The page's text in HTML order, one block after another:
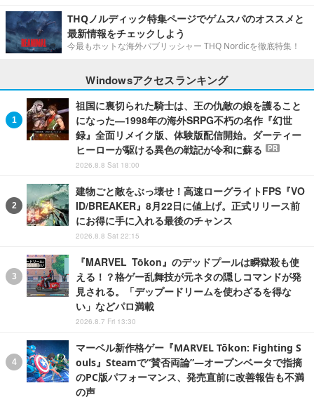
THQノルディック特集ページでゲムスパのオススメと
最新情報をチェックしよう
今最もホットな海外パブリッシャー THQ Nordicを徹底特集！
Windowsアクセスランキング
祖国に裏切られた騎士は、王の仇敵の娘を護ること
になった―1998年の海外SRPG不朽の名作『幻世
録』全面リメイク版、体験版配信開始。ダーティー
ヒーローが駆ける異色の戦記が令和に蘇る
PR
2026.8.8 Sat 18:00
建物ごと敵をぶっ壊せ！高速ローグライトFPS『VO
ID/BREAKER』8月22日に値上げ。正式リリース前
にお得に手に入れる最後のチャンス
2026.8.8 Sat 22:15
『MARVEL Tōkon』のデッドプールは瞬獄殺も使
える！？格ゲー乱舞技が元ネタの隠しコマンドが発
見される。「デップードリームを使わざるを得な
い」などパロ満載
2026.8.7 Fri 13:30
マーベル新作格ゲー『MARVEL Tōkon: Fighting S
ouls』Steamで“賛否両論”―オープンベータで指摘
のPC版パフォーマンス、発売直前に改善報告も不満
の声